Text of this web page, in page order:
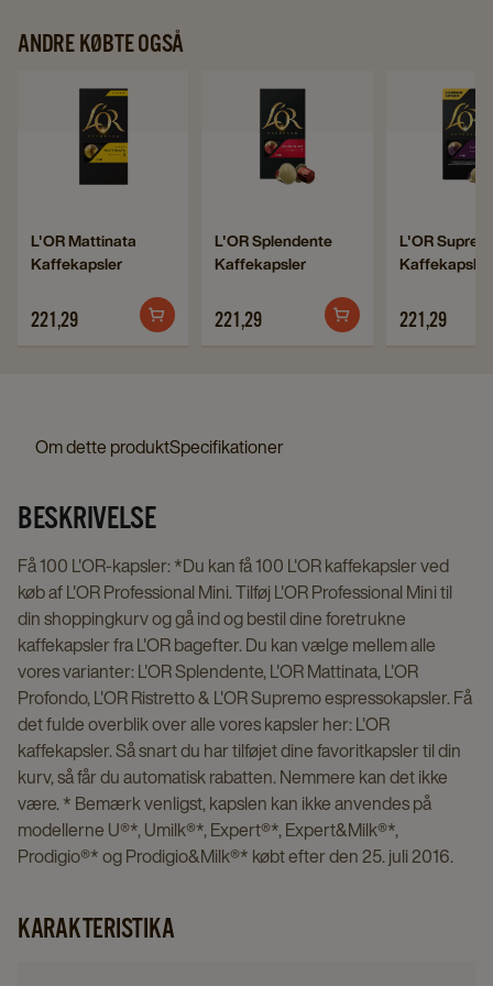
ANDRE KØBTE OGSÅ
Navigate
to
L'OR
Mattinata
details
page
Navigate
to
Mattinata
L'OR Mattinata
Kaffekapsler
221,29
Navigate
to
L'OR
Splendente
details
page
Navigate
to
Splendente
L'OR Splendente
Kaffekapsler
221,29
to
Navigate
to
Supremo
L'OR
Kaffekapsler
221,29
Om dette produktSpecifikationer
BESKRIVELSE
Få 100 L'OR-kapsler: *Du kan få 100 L'OR kaffekapsler ved
køb af L'OR Professional Mini. Tilføj L'OR Professional Mini til
din shoppingkurv og gå ind og bestil dine foretrukne
kaffekapsler fra L'OR bagefter. Du kan vælge mellem alle
vores varianter: L'OR Splendente, L'OR Mattinata, L'OR
Profondo, L'OR Ristretto & L'OR Supremo espressokapsler. Få
det fulde overblik over alle vores kapsler her: L'OR
kaffekapsler. Så snart du har tilføjet dine favoritkapsler til din
kurv, så får du automatisk rabatten. Nemmere kan det ikke
være. * Bemærk venligst, kapslen kan ikke anvendes på
modellerne U®*, Umilk®*, Expert®*, Expert&Milk®*,
Prodigio®* og Prodigio&Milk®* købt efter den 25. juli 2016.
KARAKTERISTIKA